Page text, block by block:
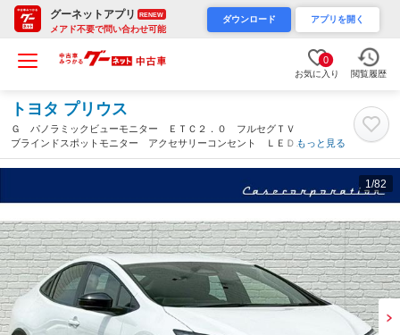
グーネットアプリ RENEW
メアド不要で問い合わせ可能
ダウンロード アプリを開く
0
お気に入り 閲覧履歴
トヨタ プリウス
Ｇ パノラミックビューモニター ＥＴＣ２．０ フルセグＴＶ
ブラインドスポットモニター アクセサリーコンセント ＬＥＤヘ
ッドライト レーダークルーズコントロール 運転席／助手席シー
トヒーター スペアタイヤ（愛知県）
もっと見る
1 /82